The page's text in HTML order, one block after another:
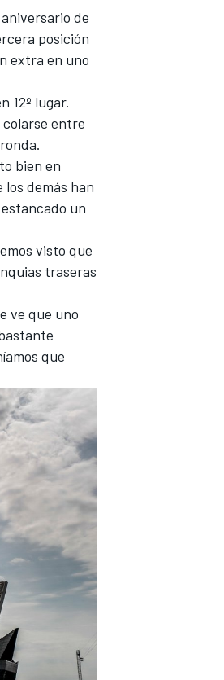
de
posición
extra en uno
12º lugar.
colarse entre
bien en
demás han
un
visto que
traseras
ve que uno
que